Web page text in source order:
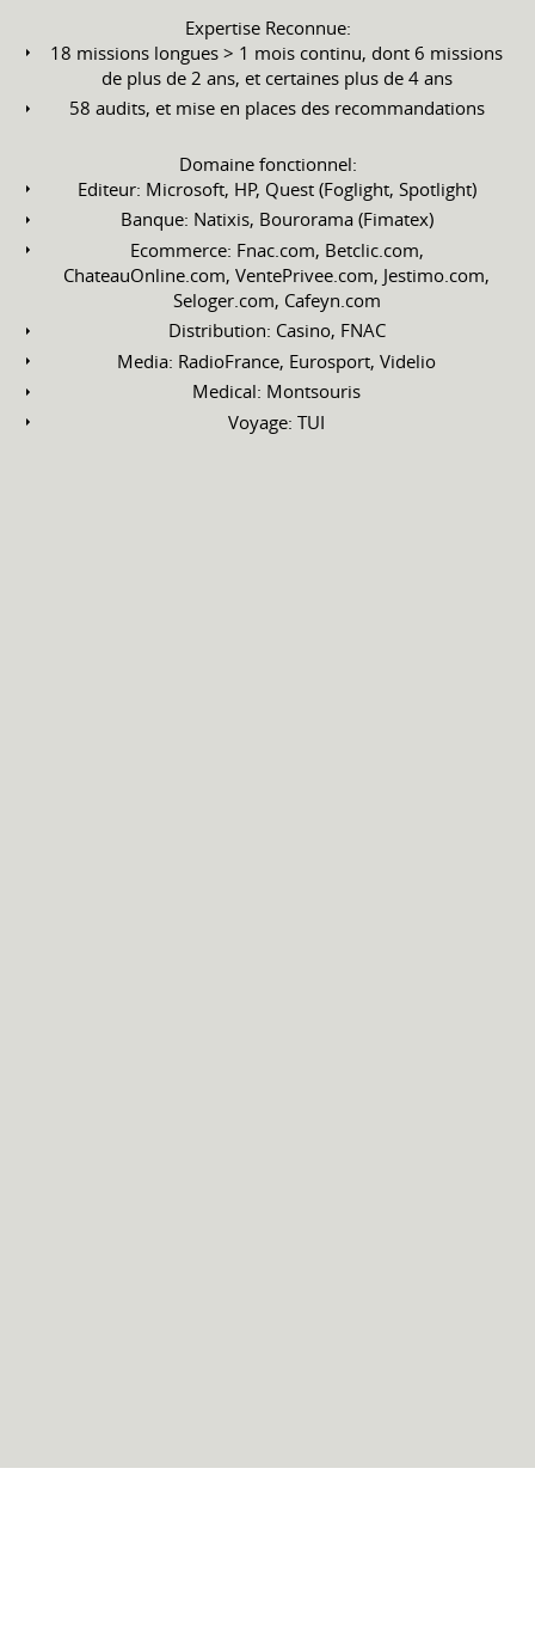
Expertise Reconnue:
18 missions longues > 1 mois continu, dont 6 missions
de plus de 2 ans, et certaines plus de 4 ans
58 audits, et mise en places des recommandations
Domaine fonctionnel:
Editeur: Microsoft, HP, Quest (Foglight, Spotlight)
Banque: Natixis, Bourorama (Fimatex)
Ecommerce: Fnac.com, Betclic.com,
ChateauOnline.com, VentePrivee.com, Jestimo.com,
Seloger.com, Cafeyn.com
Distribution: Casino, FNAC
Media: RadioFrance, Eurosport, Videlio
Medical: Montsouris
Voyage: TUI